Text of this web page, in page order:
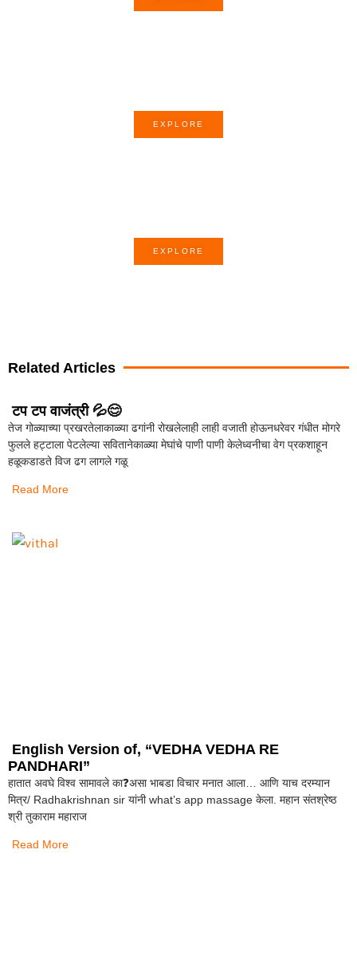
EXPLORE
EXPLORE
Related Articles
टप टप वाजंत्री 💦😊
तेज गोळ्याच्या प्रखरतेलाकाळ्या ढगांनी रोखलेलाही लाही वजाती होऊनधरेवर गंधीत मोगरे
फुलले हट्टाला पेटलेल्या सवितानेकाळ्या मेघांचे पाणी पाणी केलेध्वनीचा वेग प्रकशाहून
हळूकडाडते विज ढग लागले गळू
Read More
English Version of, “VEDHA VEDHA RE
PANDHARI”
हातात अवघे विश्व सामावले का❓असा भाबडा विचार मनात आला… आणि याच दरम्यान
मित्र/ Radhakrishnan sir यांनी what’s app massage केला. महान संतश्रेष्ठ
श्री तुकाराम महाराज
Read More